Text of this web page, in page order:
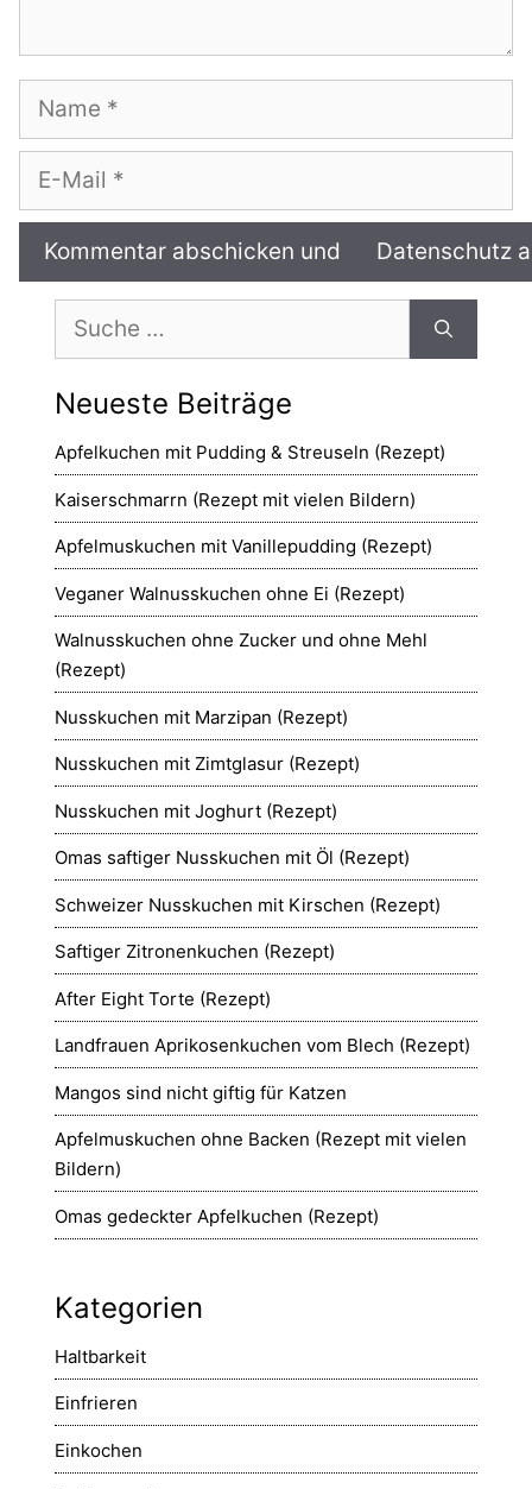
Name
E-
Mail
nach:
Neueste Beiträge
Apfelkuchen mit Pudding & Streuseln (Rezept)
Kaiserschmarrn (Rezept mit vielen Bildern)
Apfelmuskuchen mit Vanillepudding (Rezept)
Veganer Walnusskuchen ohne Ei (Rezept)
Walnusskuchen ohne Zucker und ohne Mehl
(Rezept)
Nusskuchen mit Marzipan (Rezept)
Nusskuchen mit Zimtglasur (Rezept)
Nusskuchen mit Joghurt (Rezept)
Omas saftiger Nusskuchen mit Öl (Rezept)
Schweizer Nusskuchen mit Kirschen (Rezept)
Saftiger Zitronenkuchen (Rezept)
After Eight Torte (Rezept)
Landfrauen Aprikosenkuchen vom Blech (Rezept)
Mangos sind nicht giftig für Katzen
Apfelmuskuchen ohne Backen (Rezept mit vielen
Bildern)
Omas gedeckter Apfelkuchen (Rezept)
Kategorien
Haltbarkeit
Einfrieren
Einkochen